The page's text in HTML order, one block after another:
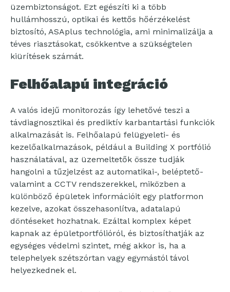
üzembiztonságot. Ezt egészíti ki a több
hullámhosszú, optikai és kettős hőérzékelést
biztosító, ASAplus technológia, ami minimalizálja a
téves riasztásokat, csökkentve a szükségtelen
kiürítések számát.
Felhőalapú integráció
A valós idejű monitorozás így lehetővé teszi a
távdiagnosztikai és prediktív karbantartási funkciók
alkalmazását is. Felhőalapú felügyeleti- és
kezelőalkalmazások, például a Building X portfólió
használatával, az üzemeltetők össze tudják
hangolni a tűzjelzést az automatikai-, beléptető-
valamint a CCTV rendszerekkel, miközben a
különböző épületek információit egy platformon
kezelve, azokat összehasonlítva, adatalapú
döntéseket hozhatnak. Ezáltal komplex képet
kapnak az épületportfólióról, és biztosíthatják az
egységes védelmi szintet, még akkor is, ha a
telephelyek szétszórtan vagy egymástól távol
helyezkednek el.